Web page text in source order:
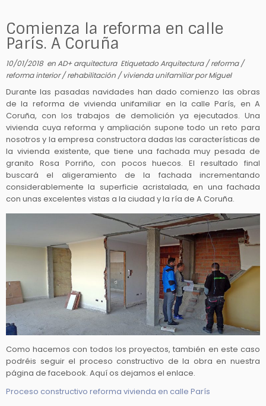
Comienza la reforma en calle
París. A Coruña
10/01/2018enAD+ arquitectura EtiquetadoArquitectura/reforma/
reforma interior/rehabilitación /vivienda unifamiliarporMiguel
Durante las pasadas navidades han dado comienzo las obras
de la reforma de vivienda unifamiliar en la calle París, en A
Coruña, con los trabajos de demolición ya ejecutados. Una
vivienda cuya reforma y ampliación supone todo un reto para
nosotros y la empresa constructora dadas las características de
la vivienda existente, que tiene una fachada muy pesada de
granito Rosa Porriño, con pocos huecos. El resultado final
buscará el aligeramiento de la fachada incrementando
considerablemente la superficie acristalada, en una fachada
con unas excelentes vistas a la ciudad y la ría de A Coruña.
Como hacemos con todos los proyectos, también en este caso
podréis seguir el proceso constructivo de la obra en nuestra
página de facebook. Aquí os dejamos el enlace.
Proceso constructivo reforma vivienda en calle París